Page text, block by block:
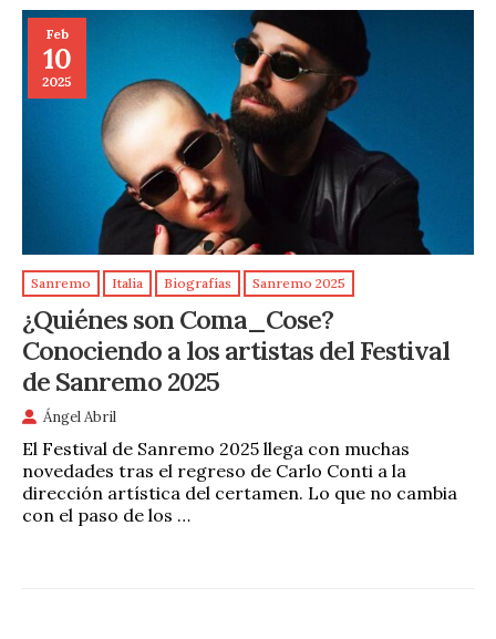
Feb
10
2025
Sanremo Italia Biografías Sanremo 2025
¿Quiénes son Coma_Cose?
Conociendo a los artistas del Festival
de Sanremo 2025
Ángel Abril
El Festival de Sanremo 2025 llega con muchas
novedades tras el regreso de Carlo Conti a la
dirección artística del certamen. Lo que no cambia
con el paso de los …